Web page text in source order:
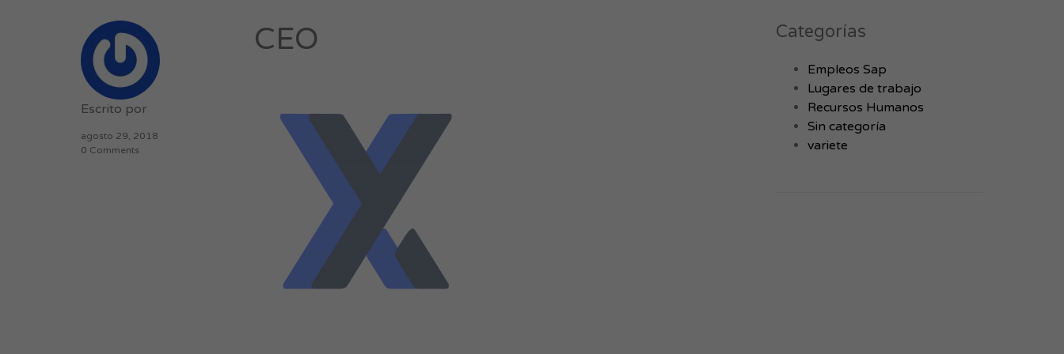
Escrito por
agosto 29, 2018
0 Comments
CEO Categorías
Empleos Sap
Lugares de trabajo
Recursos Humanos
Sin categoría
variete